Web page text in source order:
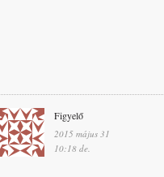
Figyelő
2015 május 31
10:18 de.